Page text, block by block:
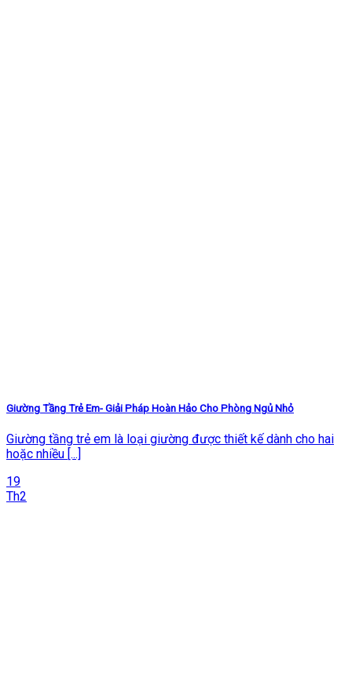
Giường Tầng Trẻ Em- Giải Pháp Hoàn Hảo Cho Phòng Ngủ Nhỏ
Giường tầng trẻ em là loại giường được thiết kế dành cho hai
hoặc nhiều [...]
19
Th2